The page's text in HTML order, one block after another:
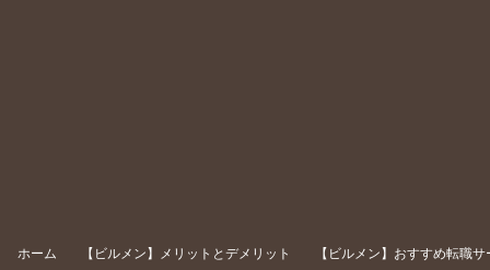
ホーム 【ビルメン】メリットとデメリット 【ビルメン】おすすめ転職サ